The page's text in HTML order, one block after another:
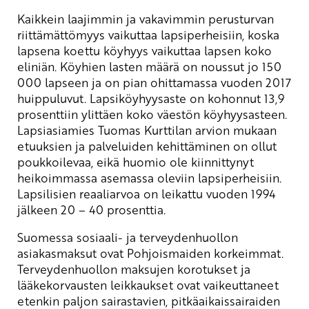
Kaikkein laajimmin ja vakavimmin perusturvan
riittämättömyys vaikuttaa lapsiperheisiin, koska
lapsena koettu köyhyys vaikuttaa lapsen koko
eliniän. Köyhien lasten määrä on noussut jo 150
000 lapseen ja on pian ohittamassa vuoden 2017
huippuluvut. Lapsiköyhyysaste on kohonnut 13,9
prosenttiin ylittäen koko väestön köyhyysasteen.
Lapsiasiamies Tuomas Kurttilan arvion mukaan
etuuksien ja palveluiden kehittäminen on ollut
poukkoilevaa, eikä huomio ole kiinnittynyt
heikoimmassa asemassa oleviin lapsiperheisiin.
Lapsilisien reaaliarvoa on leikattu vuoden 1994
jälkeen 20 – 40 prosenttia.
Suomessa sosiaali- ja terveydenhuollon
asiakasmaksut ovat Pohjoismaiden korkeimmat.
Terveydenhuollon maksujen korotukset ja
lääkekorvausten leikkaukset ovat vaikeuttaneet
etenkin paljon sairastavien, pitkäaikaissairaiden